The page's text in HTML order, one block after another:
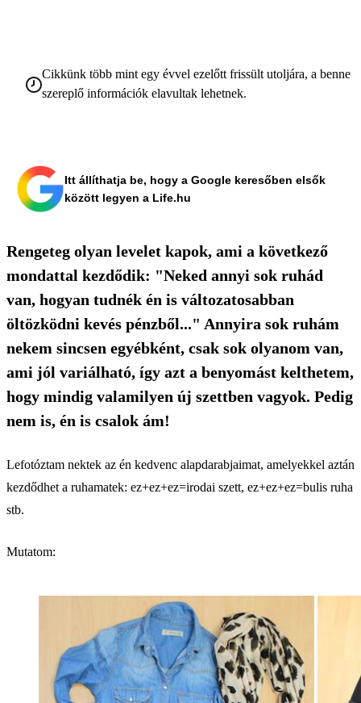
Cikkünk több mint egy évvel ezelőtt frissült utoljára, a benne
szereplő információk elavultak lehetnek.
Itt állíthatja be, hogy a Google keresőben elsők
között legyen a Life.hu
Rengeteg olyan levelet kapok, ami a következő
mondattal kezdődik: "Neked annyi sok ruhád
van, hogyan tudnék én is változatosabban
öltözködni kevés pénzből..." Annyira sok ruhám
nekem sincsen egyébként, csak sok olyanom van,
ami jól variálható, így azt a benyomást kelthetem,
hogy mindig valamilyen új szettben vagyok. Pedig
nem is, én is csalok ám!
Lefotóztam nektek az én kedvenc alapdarabjaimat, amelyekkel aztán
kezdődhet a ruhamatek: ez+ez+ez=irodai szett, ez+ez+ez=bulis ruha
stb.
Mutatom: